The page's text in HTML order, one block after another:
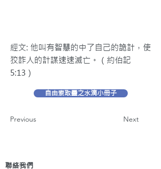
經文: 他叫有智慧的中了自己的詭計，使
狡詐人的計謀速速滅亡。（約伯記
5:13）
自由索取靈之水滴小冊子
Previous Next
聯絡我們